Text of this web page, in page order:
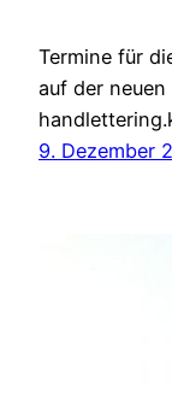
Termine für
auf der
9. Dezember